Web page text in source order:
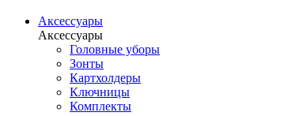
Аксессуары
Аксессуары
Головные уборы
Зонты
Картхолдеры
Ключницы
Комплекты